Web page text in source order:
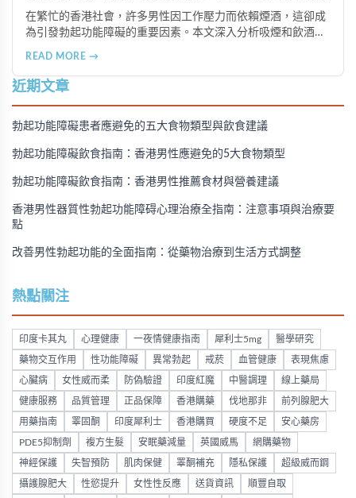
在繁忙的香港社會，許多男性因工作壓力而依賴煙酒，這卻成
為引發勃起功能障礙的重要因素。本文深入分析吸煙和飲酒對
READ MORE →
近期文章
勃起功能障礙患者應避免的五大食物類型與飲食建議
勃起功能障礙飲食指南：香港男性應避免的5大食物類型
勃起功能障礙飲食指南：香港男性推薦食材與營養建議
香港男性器質性勃起功能障碍心理治療全指南：注意事項與治療要
點
改善男性勃起功能的全面指南：從藥物治療到生活方式調整
熱點關注
印度卡其丸 心理健康 一夜情健康指南 犀利士5mg 醫學研究
藥物交互作用 性功能障礙 異常勃起 戒菸 血管健康 表現焦慮
心臟病 女性威而柔 防偽驗證 印度紅魔 中醫調理 線上藥局
健康服務 品質管理 正品保障 香港購藥 伐地那非 前列腺肥大
用藥指南 睪固酮 印度犀利士 香港購買 硬度不足 安心藥房
PDE5抑制劑 複方生髮 安眠藥減量 英國威馬 網購藥物
神經保護 失智預防 肌肉保健 睪酮補充 隱私保護 超級威而鋼
攝護腺肥大 性慾提升 女性性反應 送貨資訊 順豐自取